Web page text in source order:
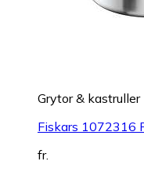
Grytor & kastruller
Fiskars 1072316
fr.